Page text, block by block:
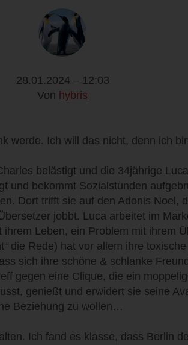
28.01.2024 – 12:03
Von hybris
werde. Ich will das nicht, denn ich
belästigt und die 34jährige
und bekommt Sozialstunden
Dort trifft sie auf den Adonis Noel,
jobbt. Luca arbeitet im
Leben, ein Problem mit ihrem
die Rede) hat vor allem ihre
sich ihre schöne & schlanke
gegen eine Clique, die ein
genießt und erwidert sie seine
Beziehung zu wollen…
Ich fand es klasse, dass Berlin